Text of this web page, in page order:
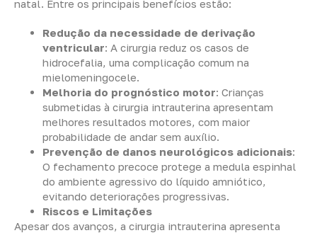
natal. Entre os principais benefícios estão:
Redução da necessidade de derivação
ventricular: A cirurgia reduz os casos de
hidrocefalia, uma complicação comum na
mielomeningocele.
Melhoria do prognóstico motor: Crianças
submetidas à cirurgia intrauterina apresentam
melhores resultados motores, com maior
probabilidade de andar sem auxílio.
Prevenção de danos neurológicos adicionais:
O fechamento precoce protege a medula espinhal
do ambiente agressivo do líquido amniótico,
evitando deteriorações progressivas.
Riscos e Limitações
Apesar dos avanços, a cirurgia intrauterina apresenta